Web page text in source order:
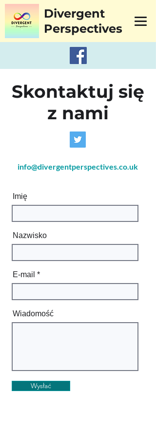
Divergent
Perspectives
Skontaktuj się
z nami
info@divergentperspectives.co.uk
Imię
Nazwisko
E-mail
Wiadomość
Wysłać